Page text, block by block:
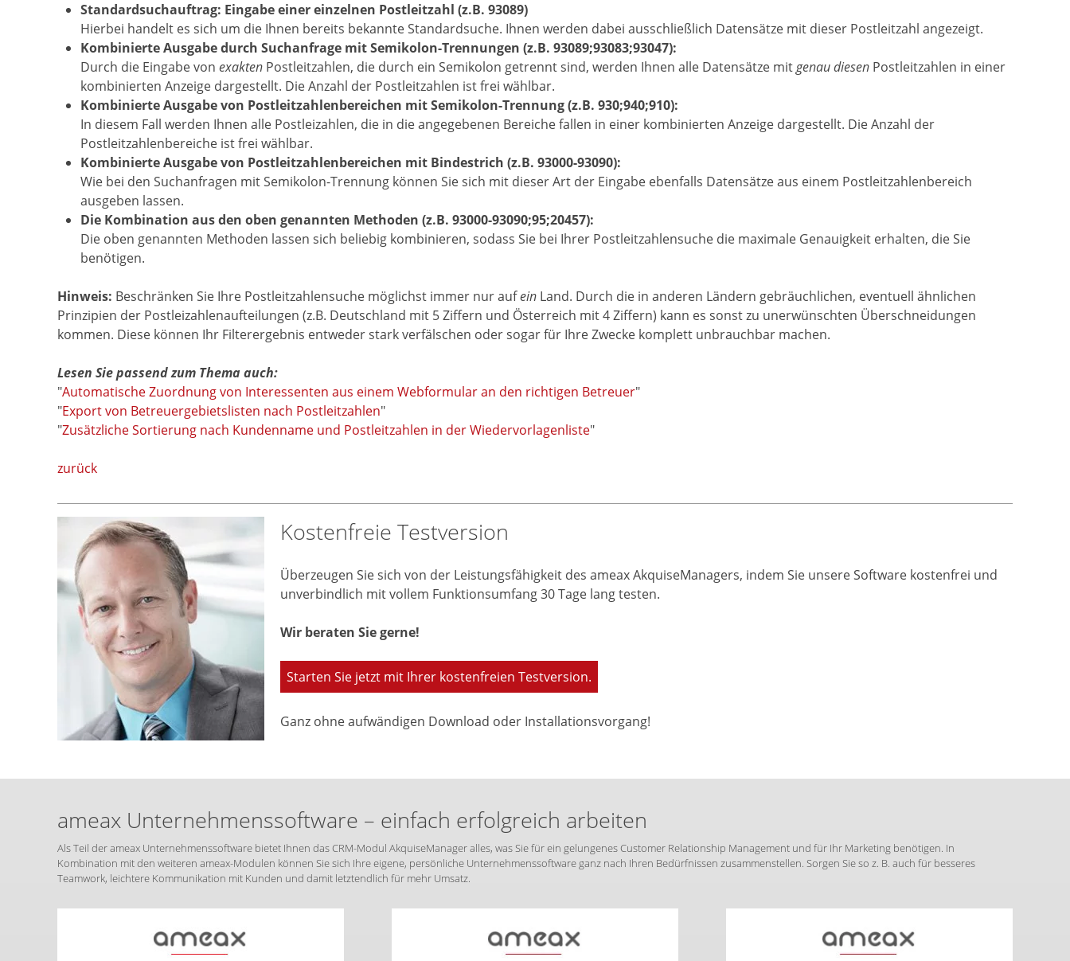
Standardsuchauftrag: Eingabe einer einzelnen Postleitzahl (z.B. 93089)
Hierbei handelt es sich um die Ihnen bereits bekannte Standardsuche. Ihnen werden dabei ausschließlich Datensätze mit dieser Postleitzahl angezeigt.
Kombinierte Ausgabe durch Suchanfrage mit Semikolon-Trennungen (z.B. 93089;93083;93047):
Durch die Eingabe von exaktenPostleitzahlen, die durch ein Semikolon getrennt sind, werden Ihnen alle Datensätze mitgenau diesenPostleitzahlen in einer
kombinierten Anzeige dargestellt. Die Anzahl der Postleitzahlen ist frei wählbar.
Kombinierte Ausgabe von Postleitzahlenbereichen mit Semikolon-Trennung (z.B. 930;940;910):
In diesem Fall werden Ihnen alle Postleizahlen, die in die angegebenen Bereiche fallen in einer kombinierten Anzeige dargestellt. Die Anzahl der
Postleitzahlenbereiche ist frei wählbar.
Kombinierte Ausgabe von Postleitzahlenbereichen mit Bindestrich (z.B. 93000-93090):
Wie bei den Suchanfragen mit Semikolon-Trennung können Sie sich mit dieser Art der Eingabe ebenfalls Datensätze aus einem Postleitzahlenbereich
ausgeben lassen.
Die Kombination aus den oben genannten Methoden (z.B. 93000-93090;95;20457):
Die oben genannten Methoden lassen sich beliebig kombinieren, sodass Sie bei Ihrer Postleitzahlensuche die maximale Genauigkeit erhalten, die Sie
benötigen.
Hinweis: Beschränken Sie Ihre Postleitzahlensuche möglichst immer nur aufein Land. Durch die in anderen Ländern gebräuchlichen, eventuell ähnlichen
Prinzipien der Postleizahlenaufteilungen (z.B. Deutschland mit 5 Ziffern und Österreich mit 4 Ziffern) kann es sonst zu unerwünschten Überschneidungen
kommen. Diese können Ihr Filterergebnis entweder stark verfälschen oder sogar für Ihre Zwecke komplett unbrauchbar machen.
Lesen Sie passend zum Thema auch:
"Automatische Zuordnung von Interessenten aus einem Webformular an den richtigen Betreuer"
"Export von Betreuergebietslisten nach Postleitzahlen"
"Zusätzliche Sortierung nach Kundenname und Postleitzahlen in der Wiedervorlagenliste"
zurück
Kostenfreie Testversion
Überzeugen Sie sich von der Leistungsfähigkeit des ameax AkquiseManagers, indem Sie unsere Software kostenfrei und
unverbindlich mit vollem Funktionsumfang 30 Tage lang testen.
Wir beraten Sie gerne!
Starten Sie jetzt mit Ihrer kostenfreien Testversion.
Ganz ohne aufwändigen Download oder Installationsvorgang!
ameax Unternehmenssoftware – einfach erfolgreich arbeiten
Als Teil der ameax Unternehmenssoftware bietet Ihnen das CRM-Modul AkquiseManager alles, was Sie für ein gelungenes Customer Relationship Management und für Ihr Marketing benötigen. In
Kombination mit den weiteren ameax-Modulen können Sie sich Ihre eigene, persönliche Unternehmenssoftware ganz nach Ihren Bedürfnissen zusammenstellen. Sorgen Sie so z. B. auch für besseres
Teamwork, leichtere Kommunikation mit Kunden und damit letztendlich für mehr Umsatz.